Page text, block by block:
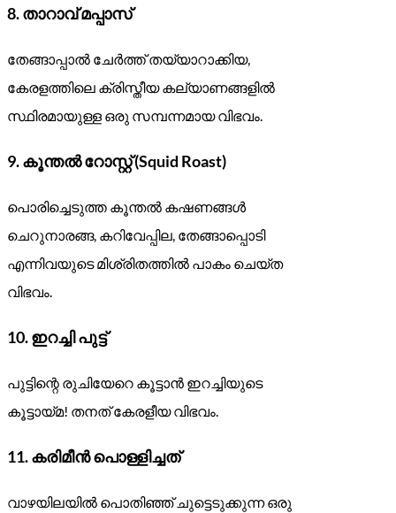
8.താറാവ് മപ്പാസ്
തേങ്ങാപ്പാൽ ചേർത്ത് തയ്യാറാക്കിയ,
കേരളത്തിലെ ക്രിസ്തീയ കല്യാണങ്ങളിൽ
സ്ഥിരമായുള്ള ഒരു സമ്പന്നമായ വിഭവം.
9.കൂന്തൽ റോസ്റ്റ് (Squid Roast)
പൊരിച്ചെടുത്ത കൂന്തൽ കഷണങ്ങൾ
ചെറുനാരങ്ങ, കറിവേപ്പില, തേങ്ങാപ്പൊടി
എന്നിവയുടെ മിശ്രിതത്തിൽ പാകം ചെയ്ത
വിഭവം.
10.ഇറച്ചി പുട്ട്
പുട്ടിന്റെ രുചിയേറെ കൂട്ടാൻ ഇറച്ചിയുടെ
കൂട്ടായ്മ! തനത് കേരളീയ വിഭവം.
11.കരിമീൻ പൊള്ളിച്ചത്
വാഴയിലയിൽ പൊതിഞ്ഞ് ചുട്ടെടുക്കുന്ന ഒരു